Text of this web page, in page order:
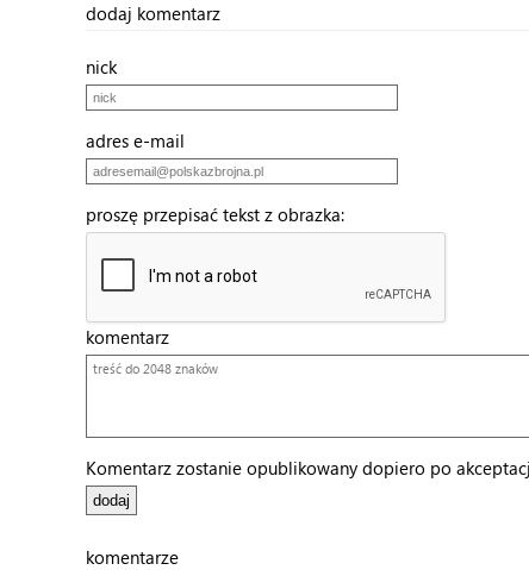
dodaj komentarz
nick
adres e-mail
proszę przepisać tekst z obrazka:
komentarz
Komentarz zostanie opublikowany dopiero po
komentarze